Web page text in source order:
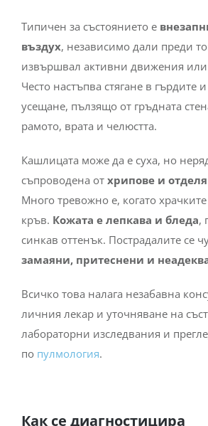
Типичен за състоянието е
въздух, независимо дали преди
извършвал активни движения или
Често настъпва стягане в гърдите
усещане, пълзящо от гръдната
рамото, врата и челюстта.
Кашлицата може да е суха, но
съпроводена от хрипове и
Много тревожно е, когато
кръв. Кожата е лепкава и бледа,
синкав оттенък. Пострадалите се
замаяни, притеснени и
Всичко това налага незабавна
личния лекар и уточняване на
лабораторни изследвания и
по пулмология.
Как се диагностицира